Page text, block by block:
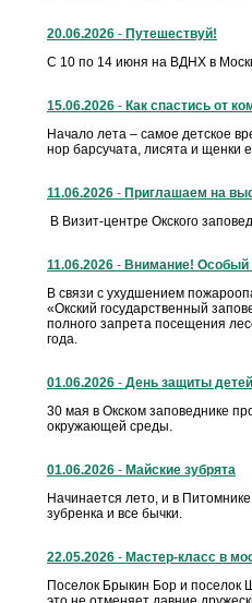
20.06.2026 - Путешествуй!
С 10 по 14 июня на ВДНХ в
15.06.2026 - Как спастись от
Начало лета – самое детское
нор барсучата, лисята и щенки
11.06.2026 - Приглашаем на
В Визит-центре Окского
11.06.2026 - Внимание!
В связи с ухудшением
«Окский государственный
полного запрета посещения
года.
01.06.2026 - День защиты детей
30 мая в Окском заповеднике
окружающей среды.
01.06.2026 - Майские зубрята
Начинается лето, и в
зубренка и все бычки.
22.05.2026 - Мастер-класс в
Поселок Брыкин Бор и поселок